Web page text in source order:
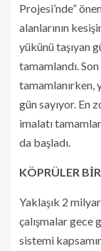
Projesi’nde”
alanlarının
yükünü taşıyan
tamamlandı.
tamamlanırken,
gün sayıyor. En
imalatı
da başladı.
KÖPRÜLER
Yaklaşık 2
çalışmalar gece
sistemi